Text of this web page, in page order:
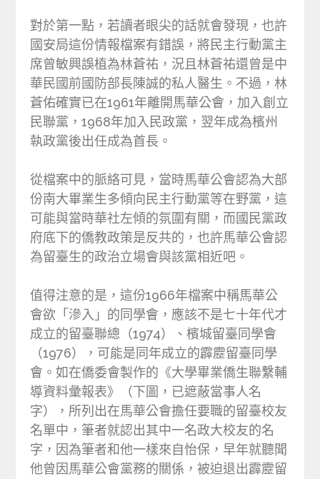
對於第一點，若讀者眼尖的話就會發現，也許
國安局這份情報檔案有錯誤，將民主行動黨主
席曾敏興誤植為林蒼祐，況且林蒼祐還曾是中
華民國前國防部長陳誠的私人醫生。不過，林
蒼佑確實已在1961年離開馬華公會，加入創立
民聯黨，1968年加入民政黨，翌年成為檳州
執政黨後出任成為首長。
從檔案中的脈絡可見，當時馬華公會認為大部
份南大畢業生多傾向民主行動黨等在野黨，這
可能與當時華社左傾的氛圍有關，而國民黨政
府底下的僑教政策是反共的，也許馬華公會認
為留臺生的政治立場會與該黨相近吧。
值得注意的是，這份1966年檔案中稱馬華公
會欲「滲入」的同學會，應該不是七十年代才
成立的留臺聯總（1974）、檳城留臺同學會
（1976），可能是同年成立的霹靂留臺同學
會。如在僑委會製作的《大學畢業僑生聯繫輔
導資料彙報表》（下圖，已遮蔽當事人名
字），所列出在馬華公會擔任要職的留臺校友
名單中，筆者就認出其中一名政大校友的名
字，因為筆者和他一樣來自怡保，早年就聽聞
他曾因馬華公會黨務的關係，被迫退出霹靂留